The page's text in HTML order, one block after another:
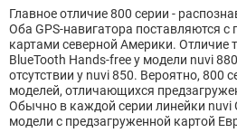
Главное отличие 800 серии -
Оба GPS-навигатора поставляются
картами северной Америки. Отличие
BlueTooth Hands-free у модели nuvi
отсутствии у nuvi 850. Вероятно, 800
моделей, отличающихся
Обычно в каждой серии линейки nuvi
модели с предзагруженной картой